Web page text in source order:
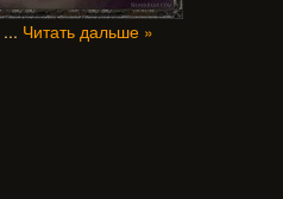
... Читать дальше »